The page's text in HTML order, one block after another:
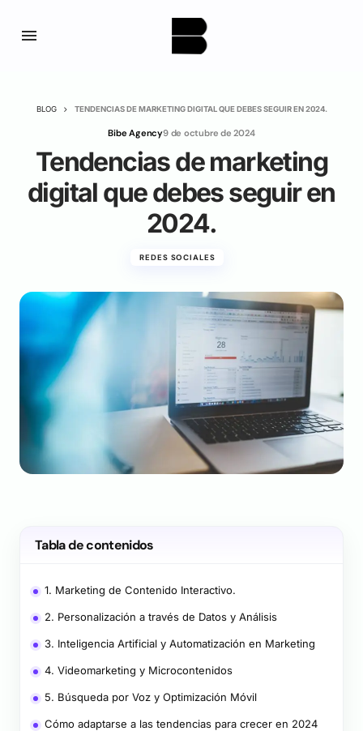
BLOG TENDENCIAS DE MARKETING DIGITAL QUE DEBES SEGUIR EN 2024.
Bibe Agency9 de octubre de 2024
Tendencias de marketing
digital que debes seguir en
2024.
REDES SOCIALES
Tabla de contenidos
1. Marketing de Contenido Interactivo.
2. Personalización a través de Datos y Análisis
3. Inteligencia Artificial y Automatización en Marketing
4. Videomarketing y Microcontenidos
5. Búsqueda por Voz y Optimización Móvil
Cómo adaptarse a las tendencias para crecer en 2024